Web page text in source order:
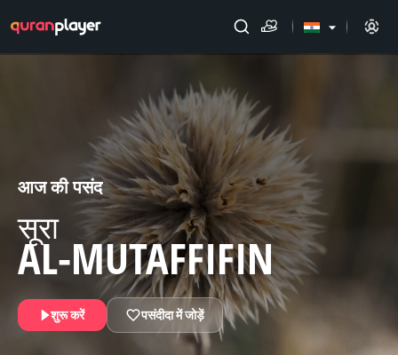
arrow_drop_down
आज की पसंद
सूरा
AL-MUTAFFIFIN
शुरू करें पसंदीदा में जोड़ें